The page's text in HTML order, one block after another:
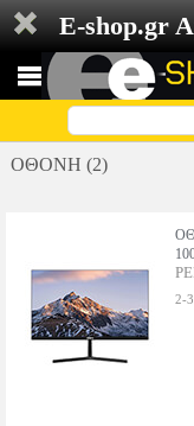
E-shop.gr
ΟΘΟΝΗ (2)
2-3